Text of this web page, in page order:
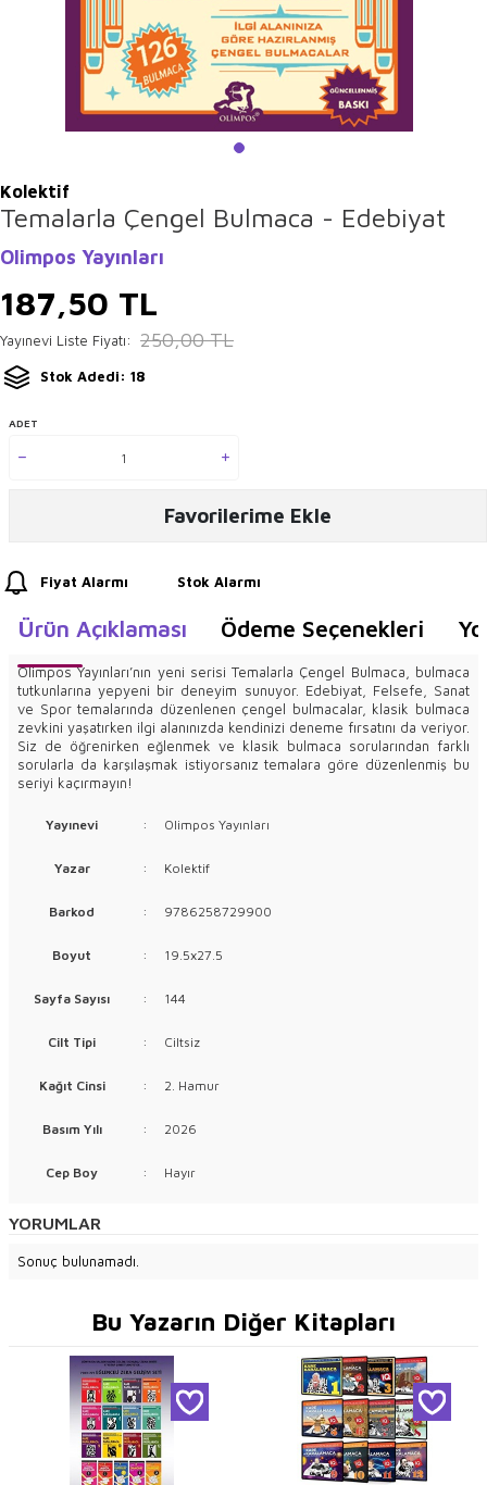
Kolektif
Temalarla Çengel Bulmaca - Edebiyat
Olimpos Yayınları
187,50 TL
Yayınevi Liste Fiyatı: 250,00TL
Stok Adedi: 18
ADET
Favorilerime Ekle
Fiyat Alarmı Stok Alarmı
Ürün Açıklaması Ödeme Seçenekleri
Olimpos Yayınları’nın yeni serisi Temalarla Çengel Bulmaca, bulmaca
tutkunlarına yepyeni bir deneyim sunuyor. Edebiyat, Felsefe, Sanat
ve Spor temalarında düzenlenen çengel bulmacalar, klasik bulmaca
zevkini yaşatırken ilgi alanınızda kendinizi deneme fırsatını da veriyor.
Siz de öğrenirken eğlenmek ve klasik bulmaca sorularından farklı
sorularla da karşılaşmak istiyorsanız temalara göre düzenlenmiş bu
seriyi kaçırmayın!
Yayınevi : Olimpos Yayınları
Yazar : Kolektif
Barkod : 9786258729900
Boyut : 19.5x27.5
Sayfa Sayısı : 144
Cilt Tipi : Ciltsiz
Kağıt Cinsi : 2. Hamur
Basım Yılı : 2026
Cep Boy : Hayır
YORUMLAR
Sonuç bulunamadı.
Bu Yazarın Diğer Kitapları